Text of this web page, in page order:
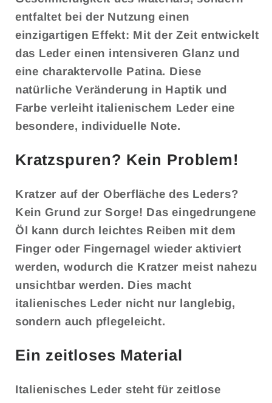
entfaltet bei der Nutzung einen
einzigartigen Effekt: Mit der Zeit entwickelt
das Leder einen intensiveren Glanz und
eine charaktervolle Patina. Diese
natürliche Veränderung in Haptik und
Farbe verleiht italienischem Leder eine
besondere, individuelle Note.
Kratzspuren? Kein Problem!
Kratzer auf der Oberfläche des Leders?
Kein Grund zur Sorge! Das eingedrungene
Öl kann durch leichtes Reiben mit dem
Finger oder Fingernagel wieder aktiviert
werden, wodurch die Kratzer meist nahezu
unsichtbar werden. Dies macht
italienisches Leder nicht nur langlebig,
sondern auch pflegeleicht.
Ein zeitloses Material
Italienisches Leder steht für zeitlose